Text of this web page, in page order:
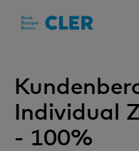
Individual
- 100%